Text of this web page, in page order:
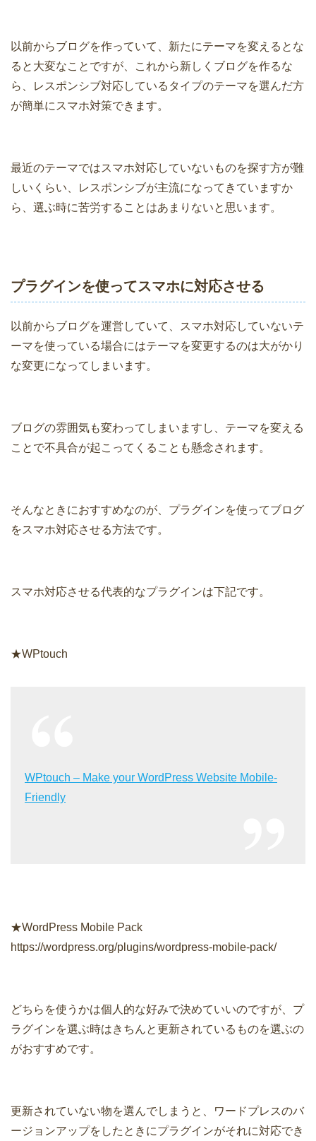
以前からブログを作っていて、新たにテーマを変えるとな
ると大変なことですが、これから新しくブログを作るな
ら、レスポンシブ対応しているタイプのテーマを選んだ方
が簡単にスマホ対策できます。
最近のテーマではスマホ対応していないものを探す方が難
しいくらい、レスポンシブが主流になってきていますか
ら、選ぶ時に苦労することはあまりないと思います。
プラグインを使ってスマホに対応させる
以前からブログを運営していて、スマホ対応していないテ
ーマを使っている場合にはテーマを変更するのは大がかり
な変更になってしまいます。
ブログの雰囲気も変わってしまいますし、テーマを変える
ことで不具合が起こってくることも懸念されます。
そんなときにおすすめなのが、プラグインを使ってブログ
をスマホ対応させる方法です。
スマホ対応させる代表的なプラグインは下記です。
★WPtouch
WPtouch – Make your WordPress Website Mobile-
Friendly
★WordPress Mobile Pack
https://wordpress.org/plugins/wordpress-mobile-pack/
どちらを使うかは個人的な好みで決めていいのですが、プ
ラグインを選ぶ時はきちんと更新されているものを選ぶの
がおすすめです。
更新されていない物を選んでしまうと、ワードプレスのバ
ージョンアップをしたときにプラグインがそれに対応でき